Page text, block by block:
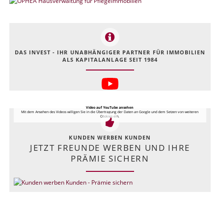
DAS INVEST - IHR UNABHÄNGIGER PARTNER FÜR IMMOBILIEN
ALS KAPITALANLAGE SEIT 1984
Video auf YouTube ansehen
Mit dem Ansehen des Videos willigen Sie in die Übertragung der Daten an Google und dem Setzen von weiteren
Cookies ein.
KUNDEN WERBEN KUNDEN
JETZT FREUNDE WERBEN UND IHRE
PRÄMIE SICHERN